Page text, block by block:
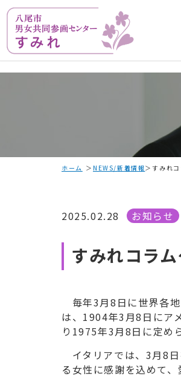
ホーム NEWS/新着情報 すみれ
2025.02.28 お知らせ
すみれコラ
毎年3月8日に世界各
は、1904年3月8日にア
り1975年3月8日に定め
イタリアでは、3月8
る女性に感謝を込めて